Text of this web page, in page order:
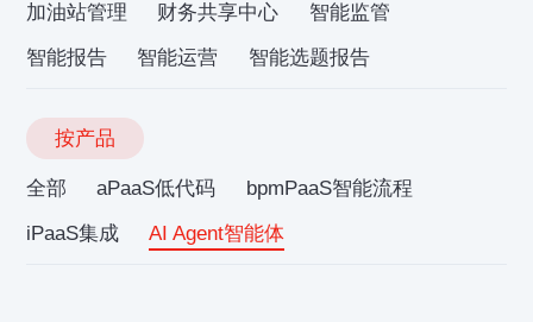
加油站管理
财务共享中心
智能监管
智能报告
智能运营 智能选题报告
按产品
全部 aPaaS低代码
bpmPaaS智能流程
iPaaS集成
AI Agent智能体